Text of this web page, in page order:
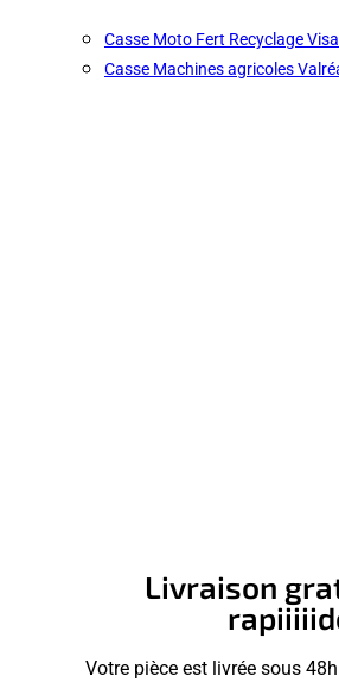
Casse Moto Fert Recyclage
Casse Machines agricoles
Livraison
Votre pièce est livrée sous